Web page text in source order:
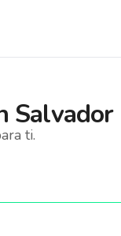
Salvador
ti.